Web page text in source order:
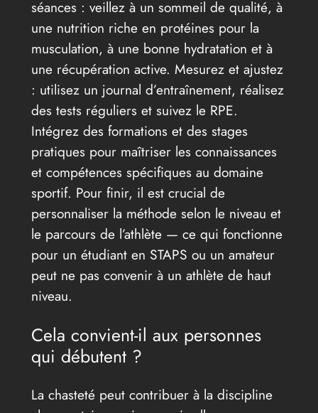
séances : veillez à un sommeil de qualité, à
une nutrition riche en protéines pour la
musculation, à une bonne hydratation et à
une récupération active. Mesurez et ajustez
: utilisez un journal d’entraînement, réalisez
des tests réguliers et suivez le RPE.
Intégrez des formations et des stages
pratiques pour maîtriser les connaissances
et compétences spécifiques au domaine
sportif. Pour finir, il est crucial de
personnaliser la méthode selon le niveau et
le parcours de l’athlète — ce qui fonctionne
pour un étudiant en STAPS ou un amateur
peut ne pas convenir à un athlète de haut
niveau.
Cela convient-il aux personnes
qui débutent ?
La chasteté peut contribuer à la discipline